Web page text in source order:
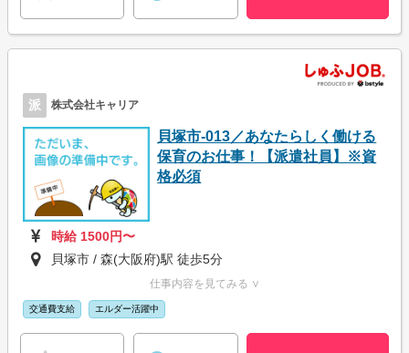
派 株式会社キャリア
貝塚市-013／あなたらしく働ける
保育のお仕事！【派遣社員】※資
格必須
時給 1500円〜
貝塚市 / 森(大阪府)駅 徒歩5分
仕事内容を見てみる ∨
交通費支給 エルダー活躍中